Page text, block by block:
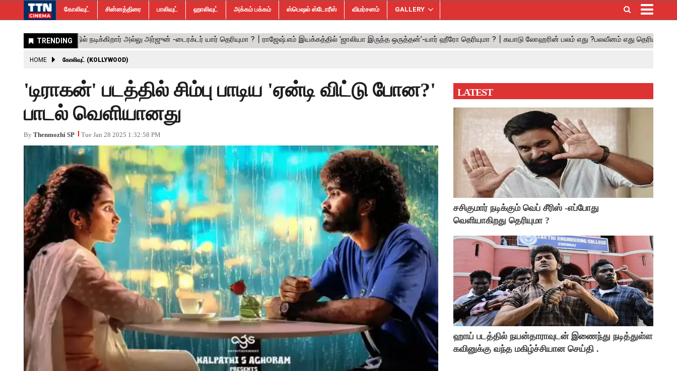
கோலிவுட் சின்னத்திரை பாலிவுட் ஹாலிவுட் அக்கம் பக்கம் ஸ்பெஷல் ஸ்டோரீஸ் விமர்சனம் GALLERY
HOME கோலிவுட் (KOLLYWOOD)
'டிராகன்' படத்தில் சிம்பு பாடிய 'ஏன்டி விட்டு போன?'
பாடல் வெளியானது
By Thenmozhi SP Tue Jan 28 2025 1:32:58 PM
LATEST
சசிகுமார் நடிக்கும் வெப் சீரிஸ் -எப்போது
வெளியாகிறது தெரியுமா ?
ஹாய் படத்தில் நயன்தாராவுடன் இணைந்து நடித்துள்ள
கவினுக்கு வந்த மகிழ்ச்சியான செய்தி .